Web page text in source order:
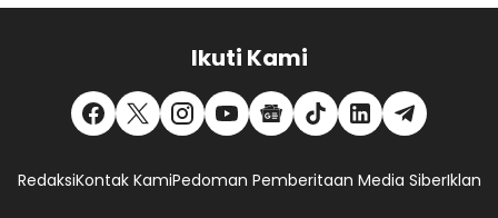
Ikuti Kami
RedaksiKontak KamiPedoman Pemberitaan Media SiberIklan